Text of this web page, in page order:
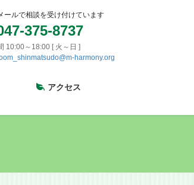
ールで相談を受け付けています
375-8737
10:00～18:00 [ 火～日 ]
harmony.org
アクセス